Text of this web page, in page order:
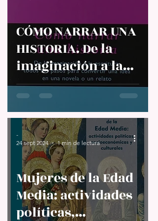
CÓMO NARRAR UNA
HISTORIA. De la
imaginación a la
escritura: todos los
pasos para
convertir una idea
en una novela o
relato. Silvia Adela
Kohan.
Mujeres de la Edad
Media: actividades
políticas,
-
24 sept 2024
1 min de lectura